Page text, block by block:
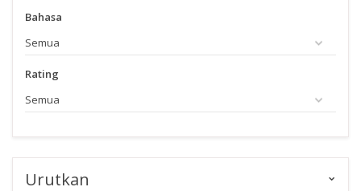
Bahasa
Rating
Urutkan